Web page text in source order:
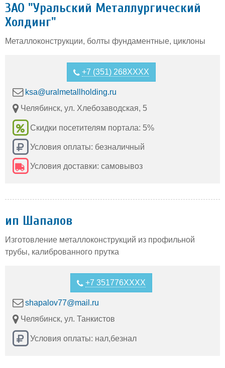
ЗАО "Уральский Металлургический
Холдинг"
Металлоконструкции, болты фундаментные, циклоны
+7 (351) 268XXXX
ksa@uralmetallholding.ru
Челябинск, ул. Хлебозаводская, 5
Скидки посетителям портала: 5%
Условия оплаты: безналичный
Условия доставки: самовывоз
ип Шапалов
Изготовление металлоконструкций из профильной
трубы, калиброванного прутка
+7 351776XXXX
shapalov77@mail.ru
Челябинск, ул. Танкистов
Условия оплаты: нал,безнал